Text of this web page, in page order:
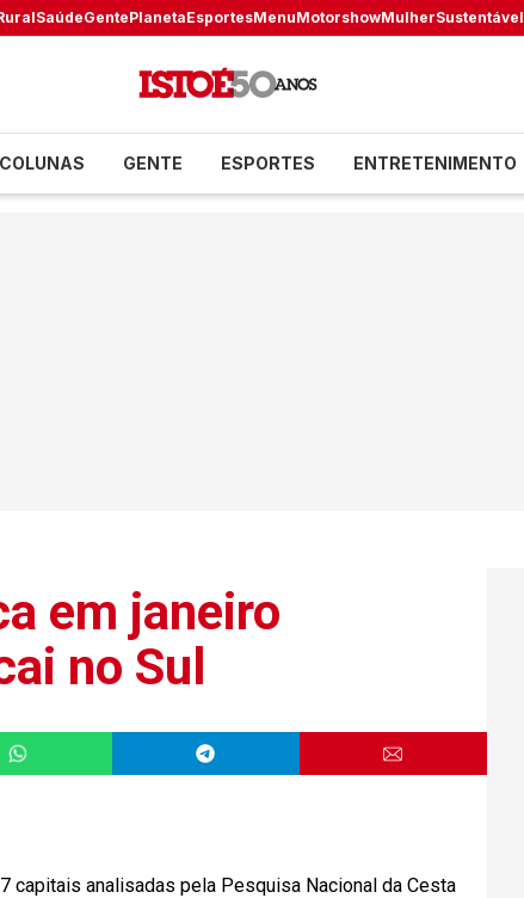
SaúdeGentePlanetaEsportesMenuMotorshowMulherSustentável
COLUNAS GENTE ESPORTES ENTRETENIMENTO
em janeiro
no Sul
capitais analisadas pela Pesquisa Nacional da Cesta